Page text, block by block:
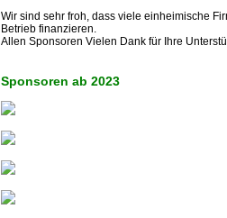
Wir sind sehr froh, dass viele einheimische
Betrieb finanzieren.
Allen Sponsoren Vielen Dank für Ihre
Sponsoren ab 2023